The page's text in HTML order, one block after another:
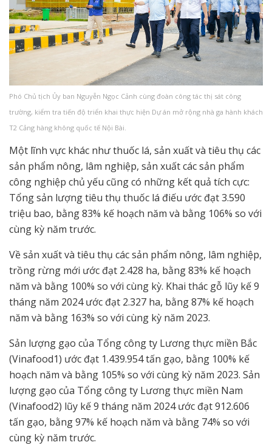
Phó Chủ tịch Ủy ban Nguyễn Ngọc Cảnh cùng đoàn công tác thị sát công
trường, kiểm tra tiến độ triển khai thực hiện Dự án mở rộng nhà ga hành khách
T2 Cảng hàng không quốc tế Nội Bài.
Một lĩnh vực khác như thuốc lá, sản xuất và tiêu thụ các
sản phẩm nông, lâm nghiệp, sản xuất các sản phẩm
công nghiệp chủ yếu cũng có những kết quả tích cực:
Tổng sản lượng tiêu thụ thuốc lá điếu ước đạt 3.590
triệu bao, bằng 83% kế hoạch năm và bằng 106% so với
cùng kỳ năm trước.
Về sản xuất và tiêu thụ các sản phẩm nông, lâm nghiệp,
trồng rừng mới ước đạt 2.428 ha, bằng 83% kế hoạch
năm và bằng 100% so với cùng kỳ. Khai thác gỗ lũy kế 9
tháng năm 2024 ước đạt 2.327 ha, bằng 87% kế hoạch
năm và bằng 163% so với cùng kỳ năm 2023.
Sản lượng gạo của Tổng công ty Lương thực miền Bắc
(Vinafood1) ước đạt 1.439.954 tấn gạo, bằng 100% kế
hoạch năm và bằng 105% so với cùng kỳ năm 2023. Sản
lượng gạo của Tổng công ty Lương thực miền Nam
(Vinafood2) lũy kế 9 tháng năm 2024 ước đạt 912.606
tấn gạo, bằng 97% kế hoạch năm và bằng 74% so với
cùng kỳ năm trước.